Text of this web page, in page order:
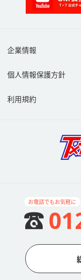
お電話でもお気軽に
企業情報
個人情報保護方針
利用規約